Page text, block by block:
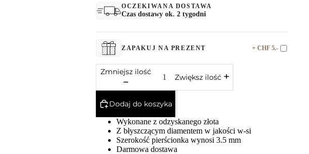
OCZEKIWANA DOSTAWA
Czas dostawy ok. 2 tygodni
ZAPAKUJ NA PREZENT + CHF 5.-
Zmniejsz ilość
Zwiększ ilość
Dodaj do koszyka
Wykonane z odzyskanego złota
Z błyszczącym diamentem w jakości w-si
Szerokość pierścionka wynosi 3.5 mm
Darmowa dostawa